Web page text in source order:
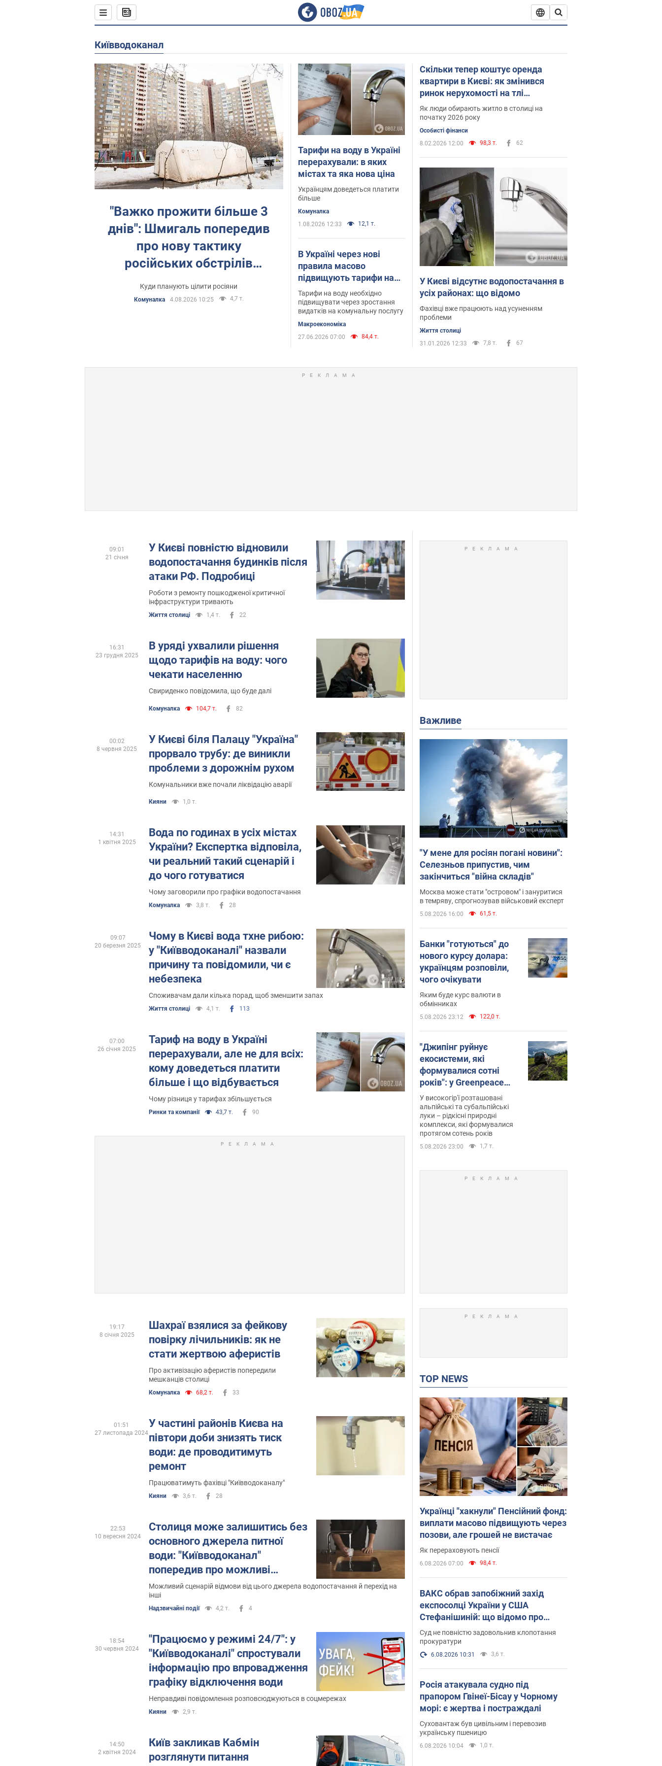
Київводоканал
"Важко прожити більше 3
днів": Шмигаль попередив
про нову тактику
російських обстрілів
енергетики
Куди планують цілити росіяни
Комуналка 4.08.2026 10:25 4,7 т.
Тарифи на воду в Україні
перерахували: в яких
містах та яка нова ціна
Українцям доведеться платити
більше
Комуналка
1.08.2026 12:33
12,1 т.
В Україні через нові
правила масово
підвищують тарифи на
воду: в деяких містах
ціна злетить в рази вже з
липня
Тарифи на воду необхідно
підвищувати через зростання
видатків на комунальну послугу
Mакроекономіка
27.06.2026 07:00
84,4 т.
Скільки тепер коштує оренда
квартири в Києві: як змінився
ринок нерухомості на тлі
відключень світла та тепла
Як люди обирають житло в столиці на
початку 2026 року
Особисті фінанси
8.02.2026 12:00
98,3 т. 62
У Києві відсутнє водопостачання в
усіх районах: що відомо
Фахівці вже працюють над усуненням
проблеми
Життя столиці
31.01.2026 12:33
7,8 т. 67
У Києві повністю відновили
водопостачання будинків після
атаки РФ. Подробиці
Роботи з ремонту пошкодженої критичної
інфраструктури тривають
Життя столиці 1,4 т. 22
09:01
21 січня
В уряді ухвалили рішення
щодо тарифів на воду: чого
чекати населенню
Свириденко повідомила, що буде далі
Комуналка 104,7 т. 82
16:31
23 грудня 2025
У Києві біля Палацу "Україна"
прорвало трубу: де виникли
проблеми з дорожнім рухом
Комунальники вже почали ліквідацію аварії
Кияни 1,0 т.
00:02
8 червня 2025
Вода по годинах в усіх містах
України? Експертка відповіла,
чи реальний такий сценарій і
до чого готуватися
Чому заговорили про графіки водопостачання
Комуналка 3,8 т. 28
14:31
1 квітня 2025
Чому в Києві вода тхне рибою:
у "Київводоканалі" назвали
причину та повідомили, чи є
небезпека
Споживачам дали кілька порад, щоб зменшити запах
Життя столиці 4,1 т. 113
09:07
20 березня 2025
Тариф на воду в Україні
перерахували, але не для всіх:
кому доведеться платити
більше і що відбувається
Чому різниця у тарифах збільшується
Ринки та компанії 43,7 т. 90
07:00
26 січня 2025
Шахраї взялися за фейкову
повірку лічильників: як не
стати жертвою аферистів
Про активізацію аферистів попередили
мешканців столиці
Комуналка 68,2 т. 33
19:17
8 січня 2025
У частині районів Києва на
півтори доби знизять тиск
води: де проводитимуть
ремонт
Працюватимуть фахівці "Київводоканалу"
Кияни 3,6 т. 28
01:51
27 листопада 2024
Столиця може залишитись без
основного джерела питної
води: "Київводоканал"
попередив про можливі
наслідки забруднення річки
Десна
Можливий сценарій відмови від цього джерела водопостачання й перехід на
інші
Надзвичайні події 4,2 т. 4
22:53
10 вересня 2024
"Працюємо у режимі 24/7": у
"Київводоканалі" спростували
інформацію про впровадження
графіку відключення води
Неправдиві повідомлення розповсюджуються в соцмережах
Кияни 2,9 т.
18:54
30 червня 2024
Київ закликав Кабмін
розглянути питання
14:50
2 квітня 2024
Важливе
"У мене для росіян погані новини":
Селезньов припустив, чим
закінчиться "війна складів"
Москва може стати "островом" і зануритися
в темряву, спрогнозував військовий експерт
5.08.2026 16:00 61,5 т.
Банки "готуються" до
нового курсу долара:
українцям розповіли,
чого очікувати
Яким буде курс валюти в
обмінниках
5.08.2026 23:12 122,0 т.
"Джипінг руйнує
екосистеми, які
формувалися сотні
років": у Greenpeace
забили на сполох
У високогір'ї розташовані
альпійські та субальпійські
луки – рідкісні природні
комплекси, які формувалися
протягом сотень років
5.08.2026 23:00 1,7 т.
TOP NEWS
Українці "хакнули" Пенсійний фонд:
виплати масово підвищують через
позови, але грошей не вистачає
Як перераховують пенсії
6.08.2026 07:00 98,4 т.
ВАКС обрав запобіжний захід
експосолці України у США
Стефанішиній: що відомо про
справу
Суд не повністю задовольнив клопотання
прокуратури
6.08.2026 10:31 3,6 т.
Росія атакувала судно під
прапором Гвінеї-Бісау у Чорному
морі: є жертва і постраждалі
Суховантаж був цивільним і перевозив
українську пшеницю
6.08.2026 10:04 1,0 т.